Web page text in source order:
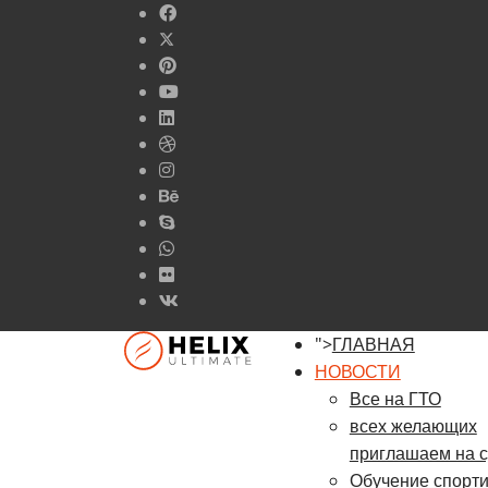
">ГЛАВНАЯ
НОВОСТИ
Все на ГТО
всех желающих
приглашаем на
Обучение